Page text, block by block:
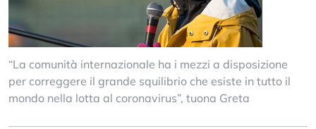
“La comunità internazionale ha i mezzi a disposizione
per correggere il grande squilibrio che esiste in tutto il
mondo nella lotta al coronavirus”, tuona Greta